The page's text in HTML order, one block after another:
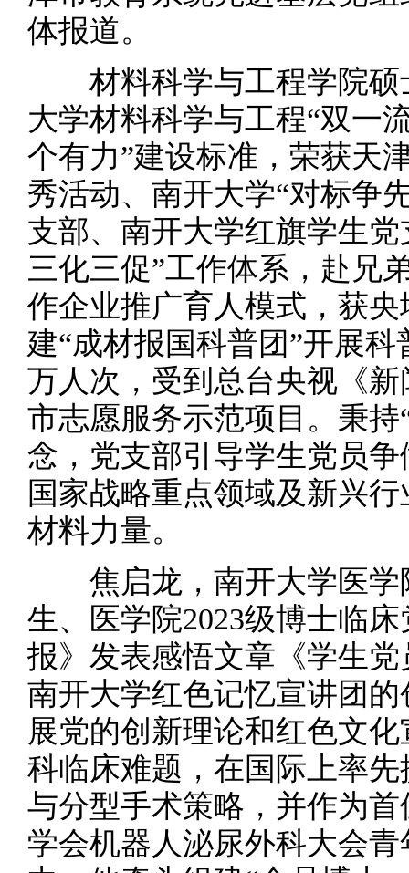
体报道。
材料科学与工程学院硕
大学材料科学与工程“双一
个有力”建设标准，荣获天
秀活动、南开大学“对标争
支部、南开大学红旗学生
三化三促”工作体系，赴兄
作企业推广育人模式，获
建“成材报国科普团”开展
万人次，受到总台央视《
市志愿服务示范项目。秉
念，党支部引导学生党员
国家战略重点领域及新兴
材料力量。
焦启龙，南开大学医学
生、医学院2023级博士临
报》发表感悟文章《学生
南开大学红色记忆宣讲团
展党的创新理论和红色文
科临床难题，在国际上率
与分型手术策略，并作为
学会机器人泌尿外科大会